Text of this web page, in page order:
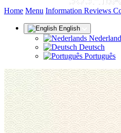
Home Menu Information (current)
Reviews
English
Deutsch
Português